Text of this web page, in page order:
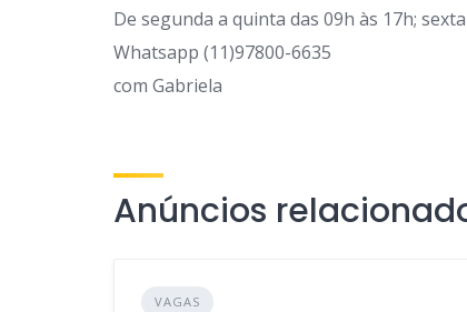
De segunda a quinta das 09h às 17h;
Whatsapp (11)97800-6635
com Gabriela
Anúncios
VAGAS